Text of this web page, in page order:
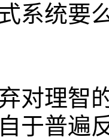
系统要
理智的
于普遍